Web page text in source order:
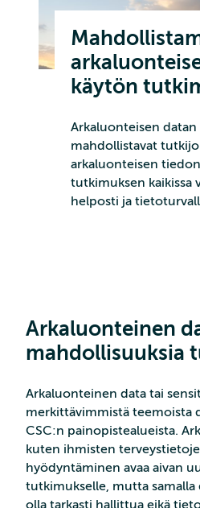
käytön
Arkaluonteisen
mahdollistavat
arkaluonteisen
tutkimuksen kaikissa
helposti ja
Arkaluonteinen
mahdollisuuksia
Arkaluonteinen data tai
merkittävimmistä teemoista
CSC:n painopistealueista.
kuten ihmisten
hyödyntäminen avaa aivan
tutkimukselle, mutta samalla